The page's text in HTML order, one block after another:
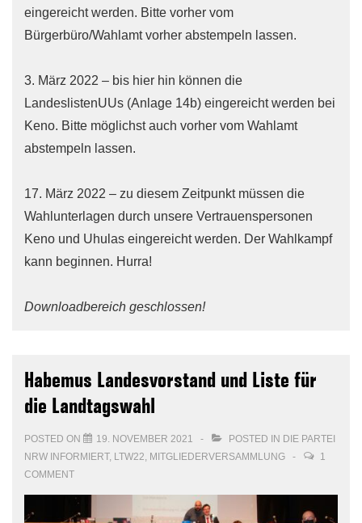
eingereicht werden. Bitte vorher vom
Bürgerbüro/Wahlamt vorher abstempeln lassen.
3. März 2022 – bis hier hin können die
LandeslistenUUs (Anlage 14b) eingereicht werden bei
Keno. Bitte möglichst auch vorher vom Wahlamt
abstempeln lassen.
17. März 2022 – zu diesem Zeitpunkt müssen die
Wahlunterlagen durch unsere Vertrauenspersonen
Keno und Uhulas eingereicht werden. Der Wahlkampf
kann beginnen. Hurra!
Downloadbereich geschlossen!
Habemus Landesvorstand und Liste für
die Landtagswahl
POSTED ON 19. NOVEMBER 2021 POSTED IN DIE PARTEI
NRW INFORMIERT, LTW22 MITGLIEDERVERSAMMLUNG
1
COMMENT